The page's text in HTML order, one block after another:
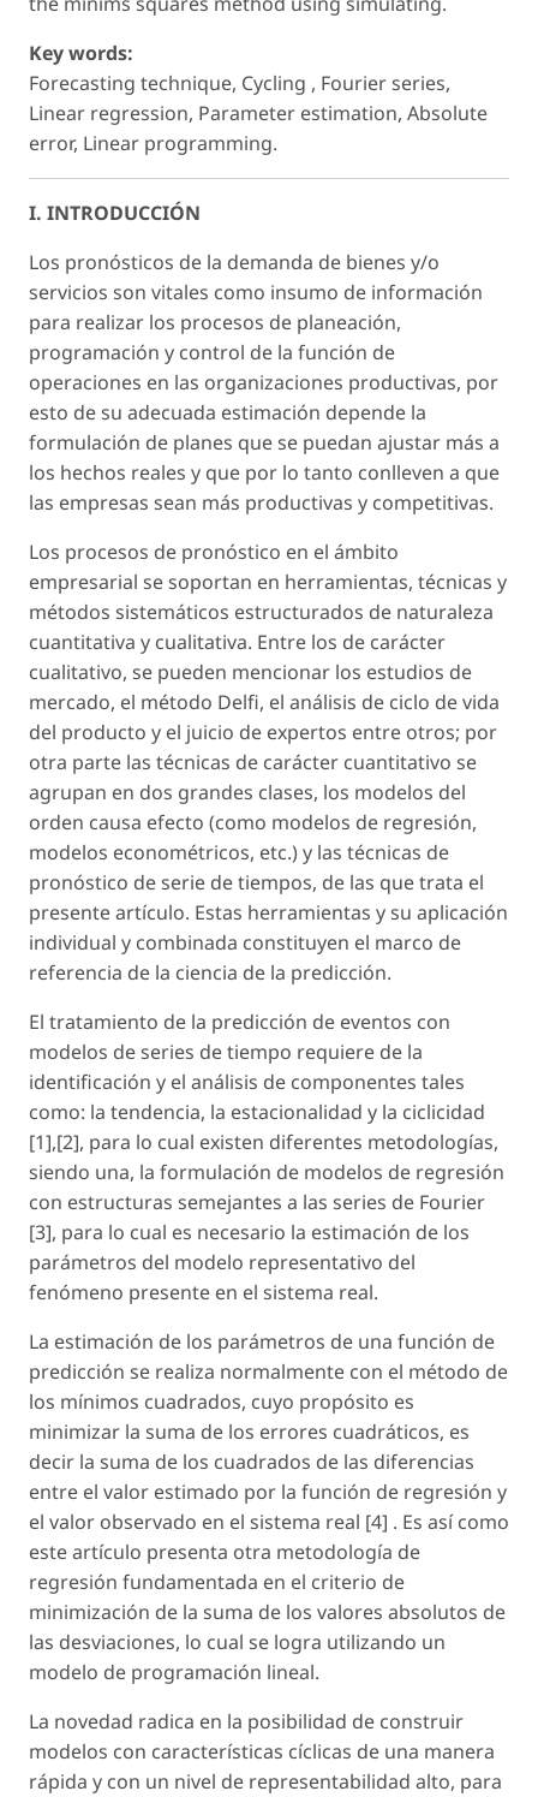
Key words:
Forecasting technique, Cycling , Fourier series,
Linear regression, Parameter estimation, Absolute
error, Linear programming.
I. INTRODUCCIÓN
Los pronósticos de la demanda de bienes y/o
servicios son vitales como insumo de información
para realizar los procesos de planeación,
programación y control de la función de
operaciones en las organizaciones productivas, por
esto de su adecuada estimación depende la
formulación de planes que se puedan ajustar más a
los hechos reales y que por lo tanto conlleven a que
las empresas sean más productivas y competitivas.
Los procesos de pronóstico en el ámbito
empresarial se soportan en herramientas, técnicas y
métodos sistemáticos estructurados de naturaleza
cuantitativa y cualitativa. Entre los de carácter
cualitativo, se pueden mencionar los estudios de
mercado, el método Delfi, el análisis de ciclo de vida
del producto y el juicio de expertos entre otros; por
otra parte las técnicas de carácter cuantitativo se
agrupan en dos grandes clases, los modelos del
orden causa efecto (como modelos de regresión,
modelos econométricos, etc.) y las técnicas de
pronóstico de serie de tiempos, de las que trata el
presente artículo. Estas herramientas y su aplicación
individual y combinada constituyen el marco de
referencia de la ciencia de la predicción.
El tratamiento de la predicción de eventos con
modelos de series de tiempo requiere de la
identificación y el análisis de componentes tales
como: la tendencia, la estacionalidad y la ciclicidad
[1],[2], para lo cual existen diferentes metodologías,
siendo una, la formulación de modelos de regresión
con estructuras semejantes a las series de Fourier
[3], para lo cual es necesario la estimación de los
parámetros del modelo representativo del
fenómeno presente en el sistema real.
La estimación de los parámetros de una función de
predicción se realiza normalmente con el método de
los mínimos cuadrados, cuyo propósito es
minimizar la suma de los errores cuadráticos, es
decir la suma de los cuadrados de las diferencias
entre el valor estimado por la función de regresión y
el valor observado en el sistema real [4] . Es así como
este artículo presenta otra metodología de
regresión fundamentada en el criterio de
minimización de la suma de los valores absolutos de
las desviaciones, lo cual se logra utilizando un
modelo de programación lineal.
La novedad radica en la posibilidad de construir
modelos con características cíclicas de una manera
rápida y con un nivel de representabilidad alto, para